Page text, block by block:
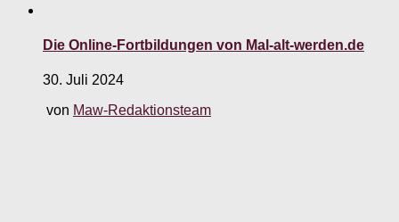
Die Online-Fortbildungen von Mal-alt-werden.de
30. Juli 2024
von Maw-Redaktionsteam